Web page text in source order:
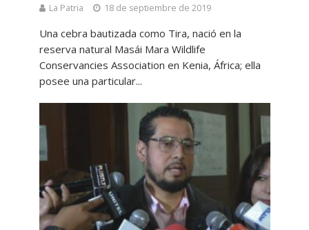
La Patria 18 de septiembre de 2019
Una cebra bautizada como Tira, nació en la
reserva natural Masái Mara Wildlife
Conservancies Association en Kenia, África; ella
posee una particular...